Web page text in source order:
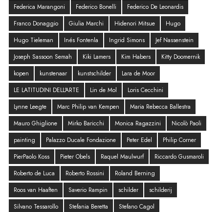
Federica Marangoni
Federico Bonelli
Federico De Leonardis
Franco Donaggio
Giulia Marchi Hidenori Mitsue
Hugo
Hugo Tieleman
Inés Fontenla Ingrid Simons
Jef Nassenstein
Joseph Sassoon Semah
Kiki Lamers Kim Habers
Kitty Doomernik
kopen
kunstenaar kunstschilder
Lara de Moor
LE LATITUDINI DELL'ARTE
Lin de Mol
Loris Cecchini
Lynne Leegte
Marc Philip van Kempen
Maria Rebecca Ballestra
Mauro Ghiglione
Mirko Baricchi Monica Ragazzini
Nicolò Paoli
painting
Palazzo Ducale Fondazione Peter Edel
Philip Corner
PierPaolo Koss
Pieter Obels Raquel Maulwurf
Riccardo Gusmaroli
Roberto de Luca
Roberto Rossini
Roland Berning
Roos van Haaften
Saverio Rampin schilder
schilderij
Silvano Tessarollo
Stefania Beretta
Stefano Cagol